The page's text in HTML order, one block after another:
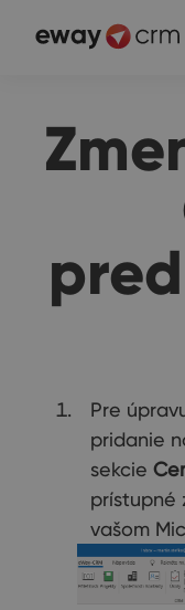
Pre
pridanie
sekcie
prístupné
vašom